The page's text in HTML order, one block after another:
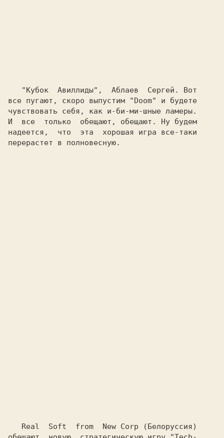
"Кубок  Авиллиды",
Аблаев  Сергей. Вот
все пугают, скоро выпустим "Doom" и будете
чувствовать себя, как и-би-ми-шные ламеры.
И  все  только  обещают, обещают. Ну будем
надеется,  что  эта  хорошая игра все-таки
перерастет в полновесную.
  Real  Soft  from  New Corp
(Белоруссия)